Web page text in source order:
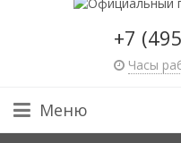
+7
Часы
Меню